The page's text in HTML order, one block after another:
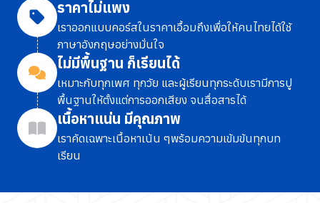
ราคาไม่แพง
เราออกแบบคอร์สในราคาเอื้อมถึงเพื่อให้คนไทยได้ใช้
ภาษาอังกฤษอย่างมั่นใจ
ไม่มีพื้นฐาน ก็เรียนได้
เหมาะกับทุกเพศ ทุกวัย และผู้เรียนทุกระดับเรามีการปู
พื้นฐานให้ตั้งแต่การออกเสียง จนสื่อสารได้
เนื้อหาแน่น มีคุณภาพ
เราคัดเฉพาะเนื้อหาเน้น ๆพร้อมความเข้มข้นทุกบท
เรียน